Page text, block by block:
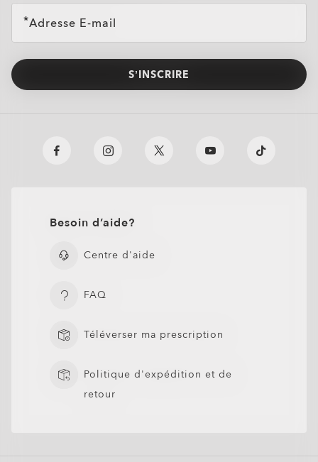
Adresse E-mail
S’INSCRIRE
Besoin d’aide?
Centre d'aide
FAQ
Téléverser ma prescription
Politique d'expédition et de
retour